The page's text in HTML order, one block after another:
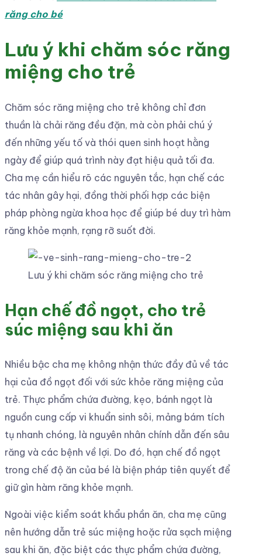
răng cho bé
Lưu ý khi chăm sóc răng
miệng cho trẻ
Chăm sóc răng miệng cho trẻ không chỉ đơn
thuần là chải răng đều đặn, mà còn phải chú ý
đến những yếu tố và thói quen sinh hoạt hằng
ngày để giúp quá trình này đạt hiệu quả tối đa.
Cha mẹ cần hiểu rõ các nguyên tắc, hạn chế các
tác nhân gây hại, đồng thời phối hợp các biện
pháp phòng ngừa khoa học để giúp bé duy trì hàm
răng khỏe mạnh, rạng rỡ suốt đời.
Lưu ý khi chăm sóc răng miệng cho trẻ
Hạn chế đồ ngọt, cho trẻ
súc miệng sau khi ăn
Nhiều bậc cha mẹ không nhận thức đầy đủ về tác
hại của đồ ngọt đối với sức khỏe răng miệng của
trẻ. Thực phẩm chứa đường, kẹo, bánh ngọt là
nguồn cung cấp vi khuẩn sinh sôi, mảng bám tích
tụ nhanh chóng, là nguyên nhân chính dẫn đến sâu
răng và các bệnh về lợi. Do đó, hạn chế đồ ngọt
trong chế độ ăn của bé là biện pháp tiên quyết để
giữ gìn hàm răng khỏe mạnh.
Ngoài việc kiểm soát khẩu phần ăn, cha mẹ cũng
nên hướng dẫn trẻ súc miệng hoặc rửa sạch miệng
sau khi ăn, đặc biệt các thực phẩm chứa đường,